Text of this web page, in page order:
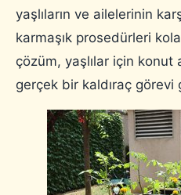
yaşlıların ve ailelerinin
karmaşık prosedürleri
çözüm, yaşlılar için konut
gerçek bir kaldıraç görevi